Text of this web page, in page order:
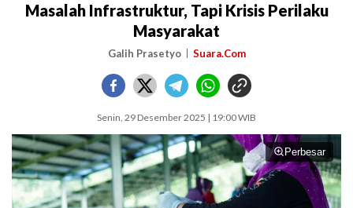
Masalah Infrastruktur, Tapi Krisis Perilaku
Masyarakat
Galih Prasetyo Suara.Com
Senin, 29 Desember 2025 | 19:00 WIB
Perbesar